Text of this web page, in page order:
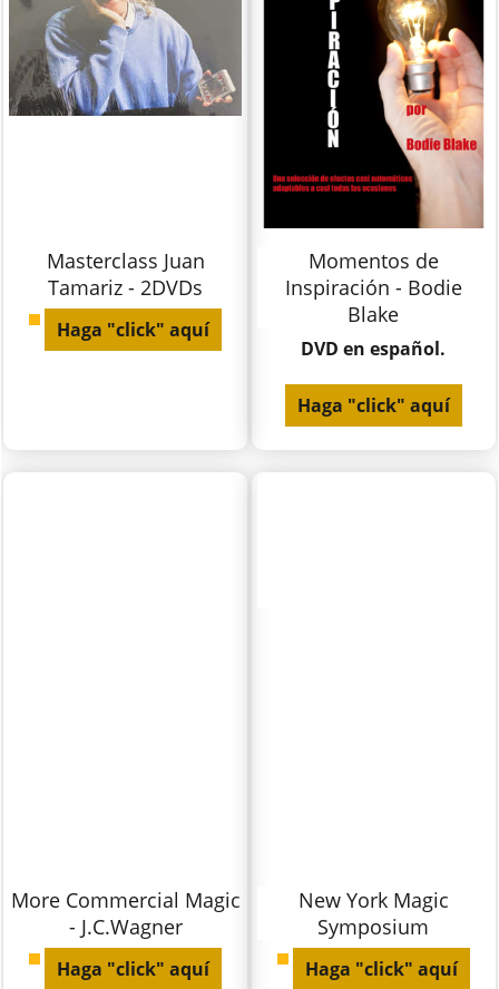
Masterclass Juan
Tamariz - 2DVDs
Haga "click" aquí
Momentos de
Inspiración - Bodie
Blake
DVD en español.
Haga "click" aquí
More Commercial Magic
- J.C.Wagner
Haga "click" aquí
New York Magic
Symposium
Haga "click" aquí